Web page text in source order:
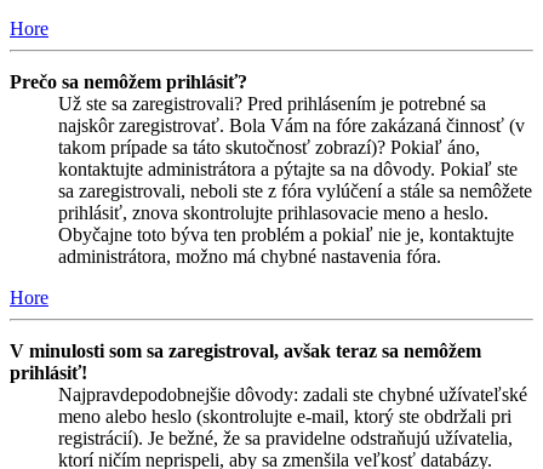
Hore
Prečo sa nemôžem prihlásiť?
Už ste sa zaregistrovali? Pred prihlásením je potrebné sa
najskôr zaregistrovať. Bola Vám na fóre zakázaná činnosť (v
takom prípade sa táto skutočnosť zobrazí)? Pokiaľ áno,
kontaktujte administrátora a pýtajte sa na dôvody. Pokiaľ ste
sa zaregistrovali, neboli ste z fóra vylúčení a stále sa nemôžete
prihlásiť, znova skontrolujte prihlasovacie meno a heslo.
Obyčajne toto býva ten problém a pokiaľ nie je, kontaktujte
administrátora, možno má chybné nastavenia fóra.
Hore
V minulosti som sa zaregistroval, avšak teraz sa nemôžem
prihlásiť!
Najpravdepodobnejšie dôvody: zadali ste chybné užívateľské
meno alebo heslo (skontrolujte e-mail, ktorý ste obdržali pri
registrácií). Je bežné, že sa pravidelne odstraňujú užívatelia,
ktorí ničím neprispeli, aby sa zmenšila veľkosť databázy.